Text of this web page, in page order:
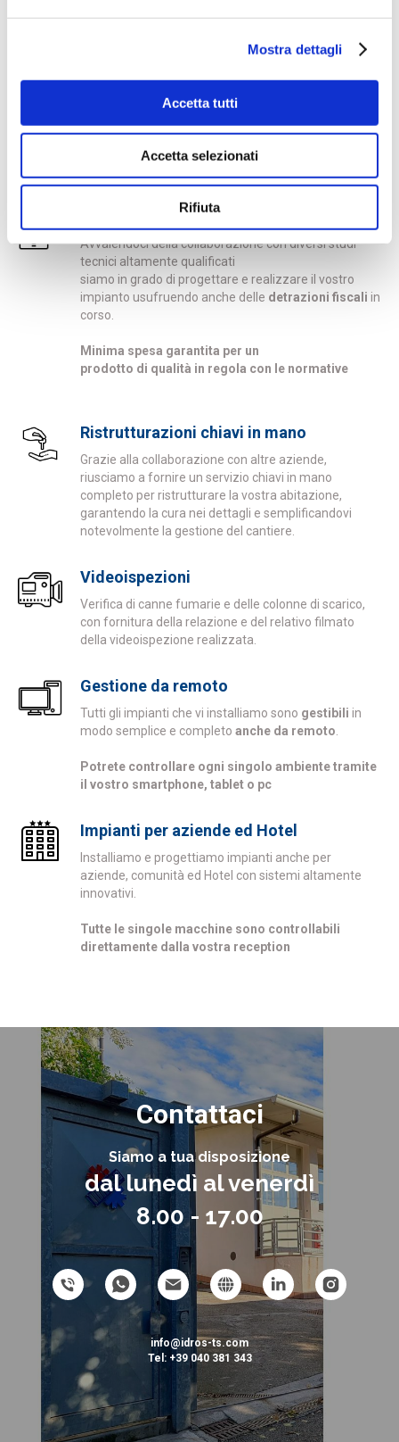
Mostra dettagli
Accetta tutti
Accetta selezionati
Rifiuta
Acquedotti e gasdotti per grossi impianti o
semplicemente la linea interrata per alimentare la
densità unite mediante termosaldatura o
elettrofusione. Il nostro personale è certificato anche
Consulenza e progettazione
Avvalendoci della collaborazione con diversi studi
tecnici altamente qualificati
siamo in grado di progettare e realizzare il vostro
impianto usufruendo anche delle detrazioni fiscali in
corso.
Minima spesa garantita per un
prodotto di qualità in regola con le normative
Ristrutturazioni chiavi in mano
Grazie alla collaborazione con altre aziende,
riusciamo a fornire un servizio chiavi in mano
completo per ristrutturare la vostra abitazione,
garantendo la cura nei dettagli e semplificandovi
notevolmente la gestione del cantiere.
Videoispezioni
Verifica di canne fumarie e delle colonne di scarico,
con fornitura della relazione e del relativo filmato
della videoispezione realizzata.
Gestione da remoto
Tutti gli impianti che vi installiamo sono gestibili in
modo semplice e completo anche da remoto
Potrete controllare ogni singolo ambiente tramite
il vostro smartphone, tablet o pc
Impianti per aziende ed Hotel
Installiamo e progettiamo impianti anche per
aziende, comunità ed Hotel con sistemi altamente
innovativi.
Tutte le singole macchine sono controllabili
direttamente dalla vostra reception
Contattaci
Siamo a tua disposizione
dal lunedì al venerdì
8.00 - 17.00
info@idros-ts.com
Tel: +39 040 381 343